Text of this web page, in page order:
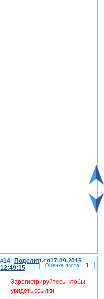
Поделиться
14
17-09-2015
12:49:15
Зарегистрируйтесь, чтобы
увидеть ссылки
+1